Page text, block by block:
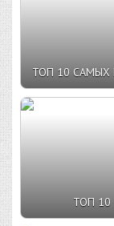
ТОП 10
ТОП